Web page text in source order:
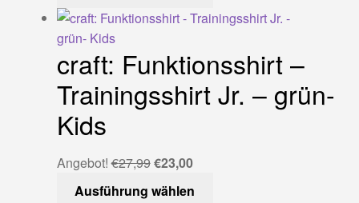
auf
gewählt
werden
€29,99€25,00.
weist
Varianten
auf.
Die
craft: Funktionsshirt –
Trainingsshirt Jr. – grün-
Kids
Angebot! €27,99Ursprünglicher
Preis
€23,00Aktueller
Ausführung wählen